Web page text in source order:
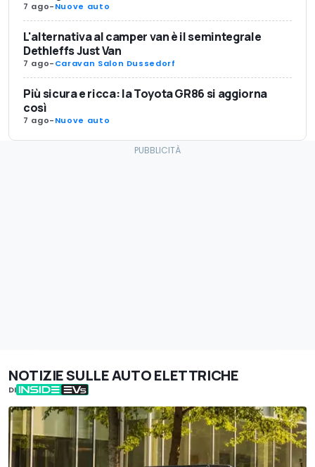
7 ago-Nuove auto
L'alternativa al camper van è il semintegrale
Dethleffs Just Van
7 ago-Caravan Salon Dussedorf
Più sicura e ricca: la Toyota GR86 si aggiorna
così
7 ago-Nuove auto
NOTIZIE SULLE AUTO ELETTRICHE
DI